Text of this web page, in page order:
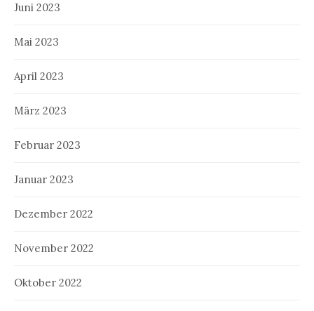
Juni 2023
Mai 2023
April 2023
März 2023
Februar 2023
Januar 2023
Dezember 2022
November 2022
Oktober 2022